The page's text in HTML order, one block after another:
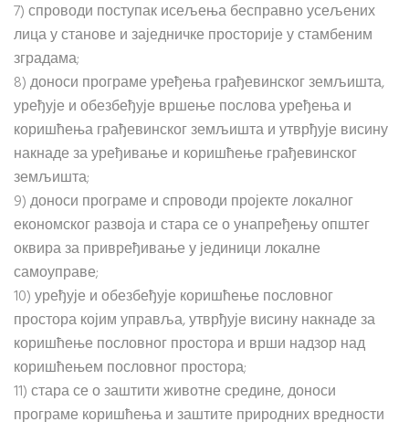
7) спроводи поступак исељења бесправно усељених
лица у станове и заједничке просторије у стамбеним
зградама;
8) доноси програме уређења грађевинског земљишта,
уређује и обезбеђује вршење послова уређења и
коришћења грађевинског земљишта и утврђује висину
накнаде за уређивање и коришћење грађевинског
земљишта;
9) доноси програме и спроводи пројекте локалног
економског развоја и стара се о унапређењу општег
оквира за привређивање у јединици локалне
самоуправе;
10) уређује и обезбеђује коришћење пословног
простора којим управља, утврђује висину накнаде за
коришћење пословног простора и врши надзор над
коришћењем пословног простора;
11) стара се о заштити животне средине, доноси
програме коришћења и заштите природних вредности